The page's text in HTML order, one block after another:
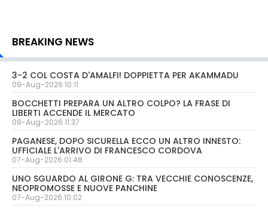
BREAKING NEWS
3-2 COL COSTA D'AMALFI! DOPPIETTA PER AKAMMADU
09-Aug-2026 10:11
BOCCHETTI PREPARA UN ALTRO COLPO? LA FRASE DI
LIBERTI ACCENDE IL MERCATO
08-Aug-2026 11:37
PAGANESE, DOPO SICURELLA ECCO UN ALTRO INNESTO:
UFFICIALE L'ARRIVO DI FRANCESCO CORDOVA
07-Aug-2026 01:48
UNO SGUARDO AL GIRONE G: TRA VECCHIE CONOSCENZE,
NEOPROMOSSE E NUOVE PANCHINE
07-Aug-2026 10:02